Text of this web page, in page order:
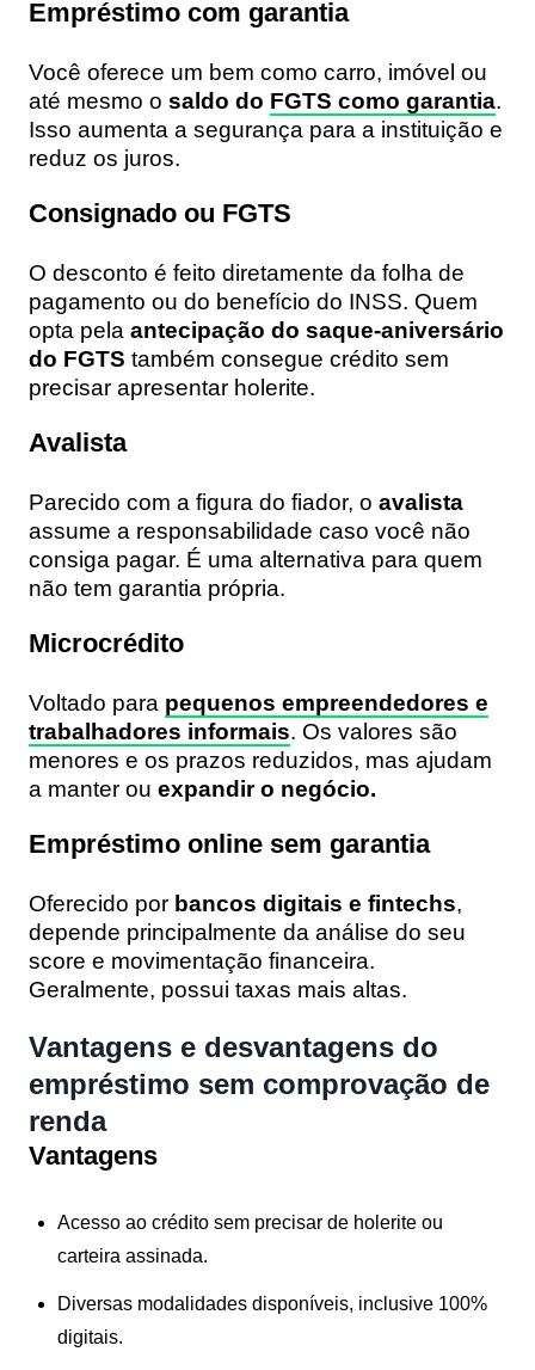
Empréstimo com garantia
Você oferece um bem como carro, imóvel ou
até mesmo o saldo do FGTS como garantia.
Isso aumenta a segurança para a instituição e
reduz os juros.
Consignado ou FGTS
O desconto é feito diretamente da folha de
pagamento ou do benefício do INSS. Quem
opta pela antecipação do saque-aniversário
do FGTS também consegue crédito sem
precisar apresentar holerite.
Avalista
Parecido com a figura do fiador, o avalista
assume a responsabilidade caso você não
consiga pagar. É uma alternativa para quem
não tem garantia própria.
Microcrédito
Voltado para pequenos empreendedores e
trabalhadores informais. Os valores são
menores e os prazos reduzidos, mas ajudam
a manter ou expandir o negócio.
Empréstimo online sem garantia
Oferecido por bancos digitais e fintechs,
depende principalmente da análise do seu
score e movimentação financeira.
Geralmente, possui taxas mais altas.
Vantagens e desvantagens do
empréstimo sem comprovação de
renda
Vantagens
Acesso ao crédito sem precisar de holerite ou
carteira assinada.
Diversas modalidades disponíveis, inclusive 100%
digitais.